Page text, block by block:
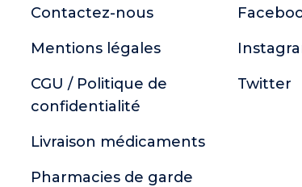
Contactez-nous
Mentions légales
CGU / Politique de
confidentialité
Livraison médicaments
Pharmacies de garde
Twitter